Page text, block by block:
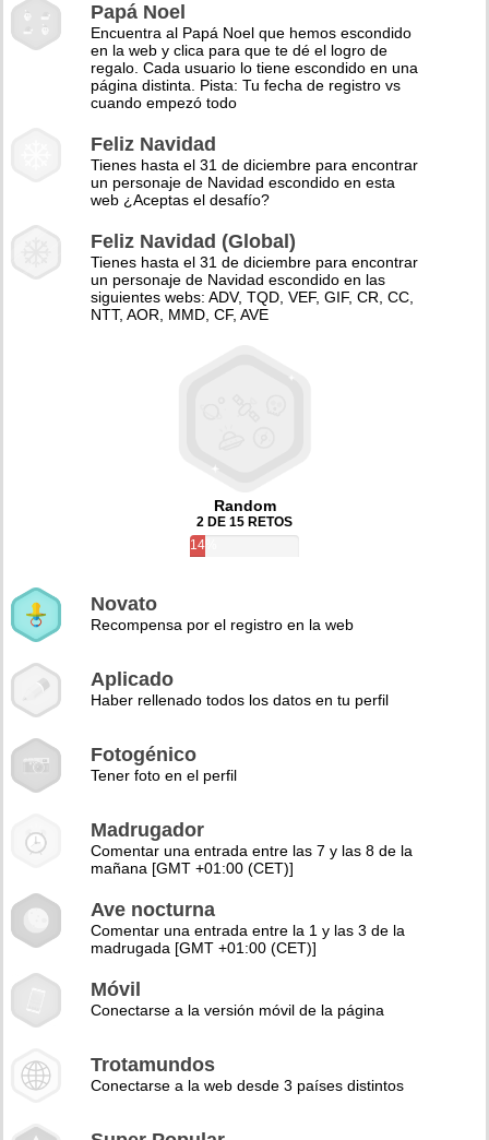
Papá Noel
Encuentra al Papá Noel que hemos escondido
en la web y clica para que te dé el logro de
regalo. Cada usuario lo tiene escondido en una
página distinta. Pista: Tu fecha de registro vs
cuando empezó todo
Feliz Navidad
Tienes hasta el 31 de diciembre para encontrar
un personaje de Navidad escondido en esta
web ¿Aceptas el desafío?
Feliz Navidad (Global)
Tienes hasta el 31 de diciembre para encontrar
un personaje de Navidad escondido en las
siguientes webs: ADV, TQD, VEF, GIF, CR, CC,
NTT, AOR, MMD, CF, AVE
Random
2 DE 15 RETOS
14%
Novato
Recompensa por el registro en la web
Aplicado
Haber rellenado todos los datos en tu perfil
Fotogénico
Tener foto en el perfil
Madrugador
Comentar una entrada entre las 7 y las 8 de la
mañana [GMT +01:00 (CET)]
Ave nocturna
Comentar una entrada entre la 1 y las 3 de la
madrugada [GMT +01:00 (CET)]
Móvil
Conectarse a la versión móvil de la página
Trotamundos
Conectarse a la web desde 3 países distintos